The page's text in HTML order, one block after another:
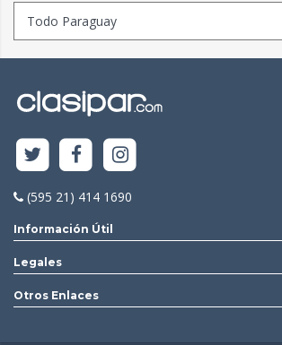
(595 21) 414 1690
Información Útil
Legales
Otros Enlaces